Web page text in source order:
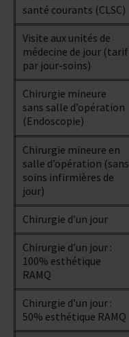
santé courants (CLSC)
Visite aux unités de
médecine de jour (tarif
par jour-soins)
Chirurgie mineure
sans salle d’opération
(Endoscopie)
Chirurgie mineure en
salle d’opération (sans
soins infirmières de
jour)
Chirurgie d’un jour
Chirurgie d’un jour :
100% esthétique
RAMQ
Chirurgie d’un jour :
50% esthétique RAMQ